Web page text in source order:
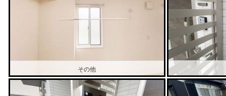
その他